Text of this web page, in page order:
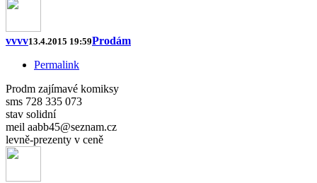
vvvv13.4.2015 19:59Prodám
Permalink
Prodm zajímavé komiksy
sms 728 335 073
stav solidní
meil aabb45@seznam.cz
levně-prezenty v ceně